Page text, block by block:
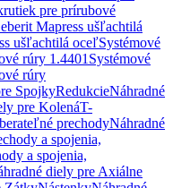
pre prírubové
Mapress ušľachtilá
ušľachtilá oceľSystémové
rúry 1.4401 Systémové
rúry
SpojkyRedukcieNáhradné
pre KolenáT-
prechodyNáhradné
a spojenia,
a spojenia,
diely pre Axiálne